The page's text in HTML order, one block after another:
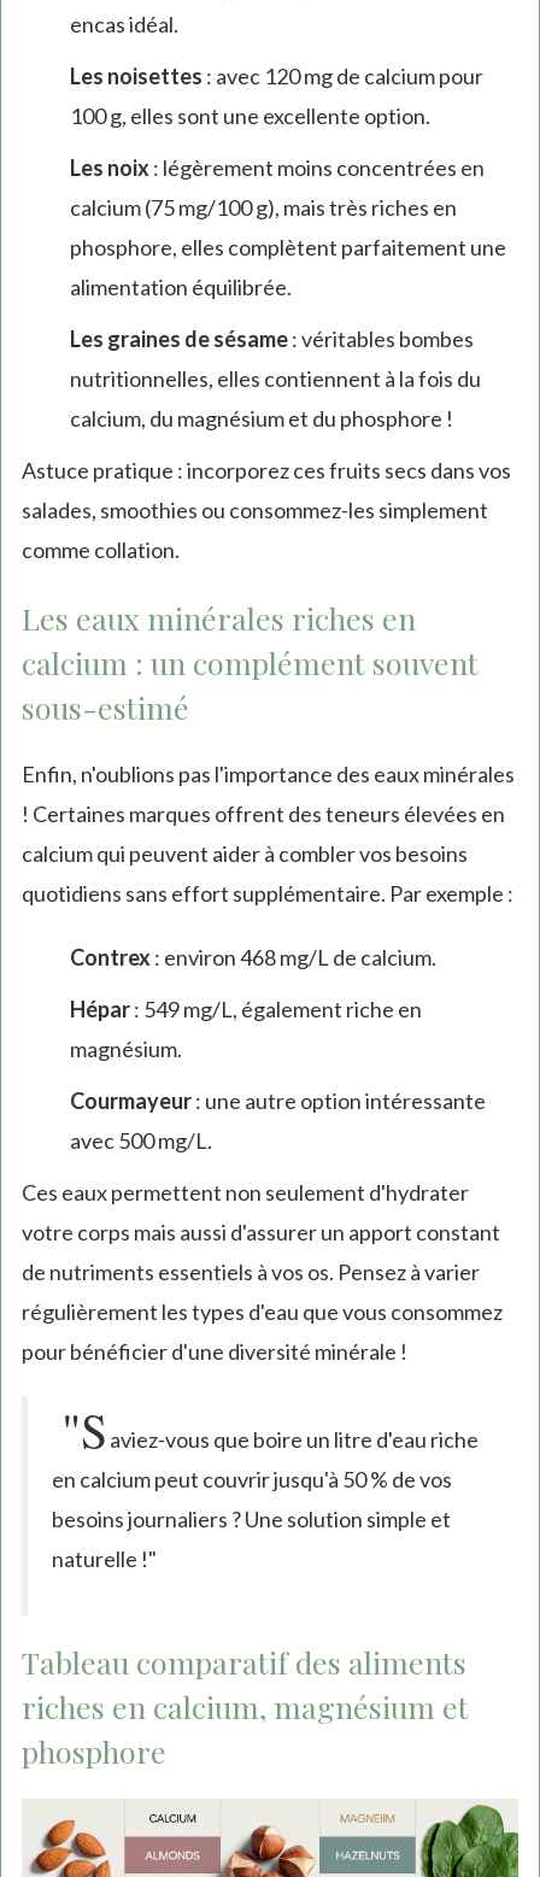
encas idéal.
Les noisettes : avec 120 mg de calcium pour
100 g, elles sont une excellente option.
Les noix : légèrement moins concentrées en
calcium (75 mg/100 g), mais très riches en
phosphore, elles complètent parfaitement une
alimentation équilibrée.
Les graines de sésame: véritables bombes
nutritionnelles, elles contiennent à la fois du
calcium, du magnésium et du phosphore !
Astuce pratique : incorporez ces fruits secs dans vos
salades, smoothies ou consommez-les simplement
comme collation.
Les eaux minérales riches en
calcium : un complément souvent
sous-estimé
Enfin, n'oublions pas l'importance des eaux minérales
! Certaines marques offrent des teneurs élevées en
calcium qui peuvent aider à combler vos besoins
quotidiens sans effort supplémentaire. Par exemple :
Contrex : environ 468 mg/L de calcium.
Hépar: 549 mg/L, également riche en
magnésium.
Courmayeur: une autre option intéressante
avec 500 mg/L.
Ces eaux permettent non seulement d'hydrater
votre corps mais aussi d'assurer un apport constant
de nutriments essentiels à vos os. Pensez à varier
régulièrement les types d'eau que vous consommez
pour bénéficier d'une diversité minérale !
"S aviez-vous que boire un litre d'eau riche
en calcium peut couvrir jusqu'à 50 % de vos
besoins journaliers ? Une solution simple et
naturelle !"
Tableau comparatif des aliments
riches en calcium, magnésium et
phosphore